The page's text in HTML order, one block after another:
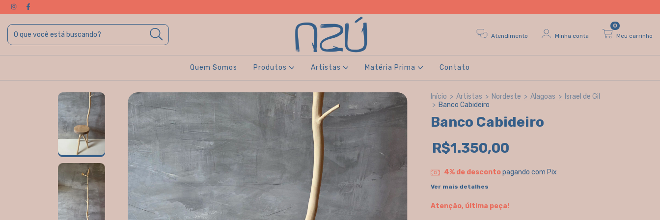
Atendimento Minha conta Meu carrinho
0
Quem Somos Produtos Artistas Matéria Prima Contato
Início > Artistas > Nordeste > Alagoas > Israel de Gil
> Banco Cabideiro
Banco Cabideiro
R$1.350,00
4% de descontopagando com Pix
Ver mais detalhes
Atenção, última peça!